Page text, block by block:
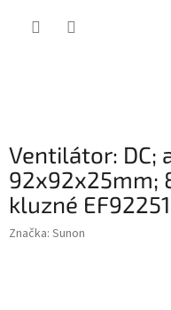
Ventilátor: DC;
92x92x25mm;
kluzné
Značka: Sunon